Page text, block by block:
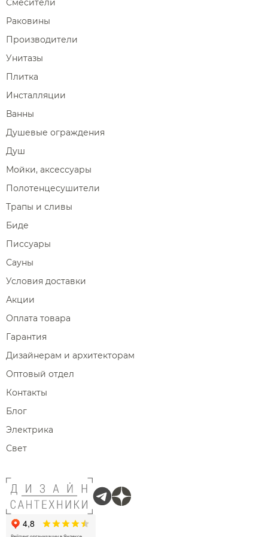
Смесители
Раковины
Производители
Унитазы
Плитка
Инсталляции
Ванны
Душевые ограждения
Душ
Мойки, аксессуары
Полотенцесушители
Трапы и сливы
Биде
Писсуары
Сауны
Условия доставки
Акции
Оплата товара
Гарантия
Дизайнерам и архитекторам
Оптовый отдел
Контакты
Блог
Электрика
Свет